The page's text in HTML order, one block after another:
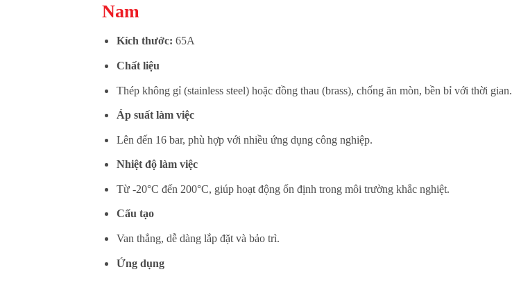
Nam
Kích thước: 65A
Chất liệu
Thép không gỉ (stainless steel) hoặc đồng thau (brass), chống ăn mòn, bền bỉ với thời gian.
Áp suất làm việc
Lên đến 16 bar, phù hợp với nhiều ứng dụng công nghiệp.
Nhiệt độ làm việc
Từ -20°C đến 200°C, giúp hoạt động ổn định trong môi trường khắc nghiệt.
Cấu tạo
Van thẳng, dễ dàng lắp đặt và bảo trì.
Ứng dụng